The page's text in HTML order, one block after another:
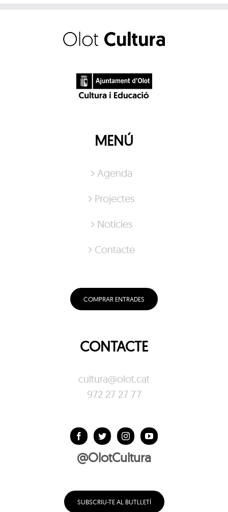
MENÚ
Agenda
Projectes
Notícies
Contacte
COMPRAR ENTRADES
CONTACTE
cultura@olot.cat
972 27 27 77
@OlotCultura
SUBSCRIU-TE AL BUTLLETÍ